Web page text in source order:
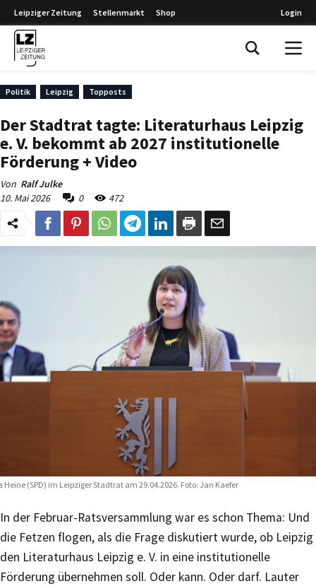
Leipziger Zeitung Stellenmarkt Shop Login
Politik Leipzig Topposts
Der Stadtrat tagte: Literaturhaus Leipzig
e. V. bekommt ab 2027 institutionelle
Förderung + Video
Von Ralf Julke
10. Mai 2026
0 472
Heine (SPD) im Leipziger Stadtrat am 29.04.2026. Foto: Jan Kaefer
In der Februar-Ratsversammlung war es schon Thema: Und
die Fetzen flogen, als die Frage diskutiert wurde, ob Leipzig
den Literaturhaus Leipzig e. V. in eine institutionelle
Förderung übernehmen soll. Oder kann. Oder darf. Lauter